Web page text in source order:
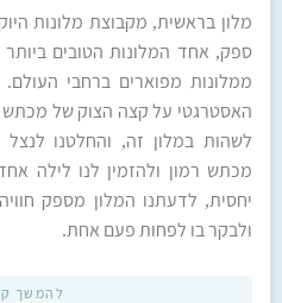
מלון בראשית, מקבוצת מלונות
ספק, אחד המלונות הטובים ביותר
ממלונות מפוארים ברחבי
האסטרגטי על קצה הצוק של מכתש
לשהות במלון זה, והחלטנו
מכתש רמון ולהזמין לנו לילה
יחסית, לדעתנו המלון מספק
ולבקר בו לפחות פעם אחת.
להמשך